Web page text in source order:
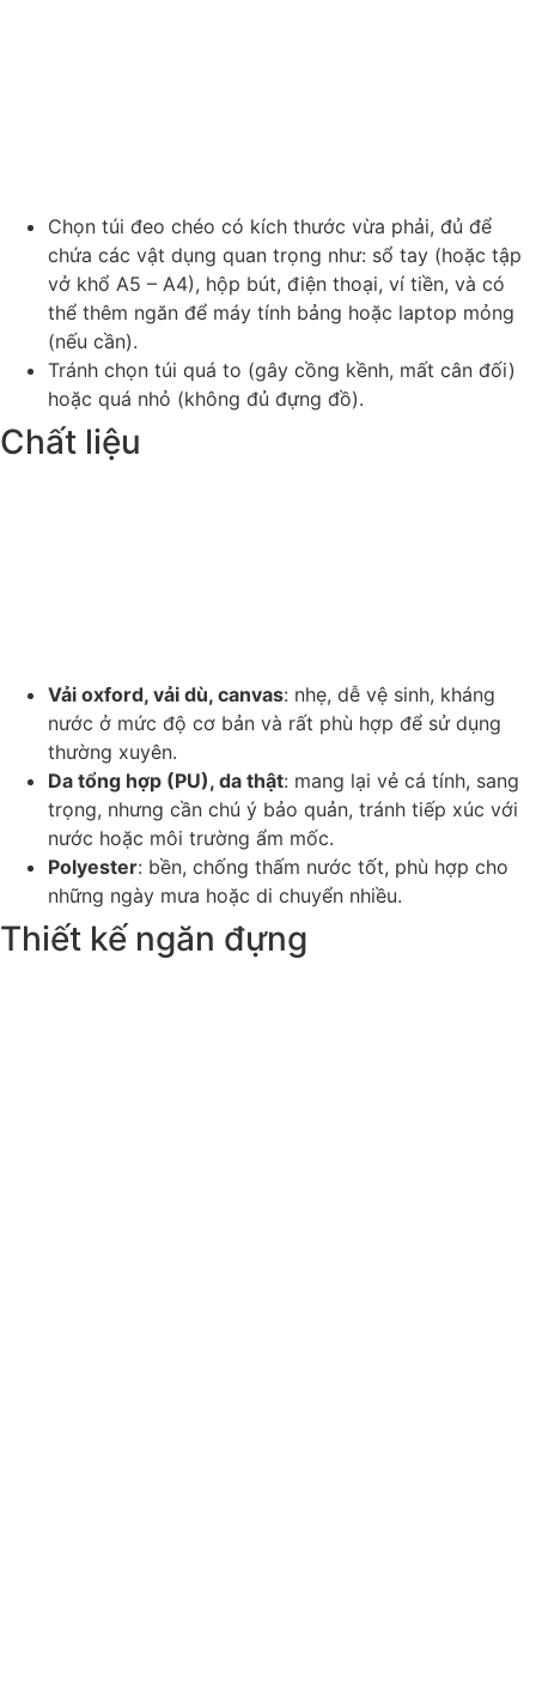
Chọn túi đeo chéo có kích thước vừa phải, đủ để
chứa các vật dụng quan trọng như: sổ tay (hoặc tập
vở khổ A5 – A4), hộp bút, điện thoại, ví tiền, và có
thể thêm ngăn để máy tính bảng hoặc laptop mỏng
(nếu cần).
Tránh chọn túi quá to (gây cồng kềnh, mất cân đối)
hoặc quá nhỏ (không đủ đựng đồ).
Chất liệu
Vải oxford, vải dù, canvas: nhẹ, dễ vệ sinh, kháng
nước ở mức độ cơ bản và rất phù hợp để sử dụng
thường xuyên.
Da tổng hợp (PU), da thật: mang lại vẻ cá tính, sang
trọng, nhưng cần chú ý bảo quản, tránh tiếp xúc với
nước hoặc môi trường ẩm mốc.
Polyester: bền, chống thấm nước tốt, phù hợp cho
những ngày mưa hoặc di chuyển nhiều.
Thiết kế ngăn đựng